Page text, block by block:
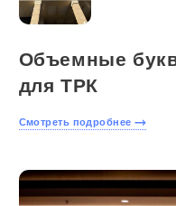
Объемные
для ТРК
Смотреть подробнее